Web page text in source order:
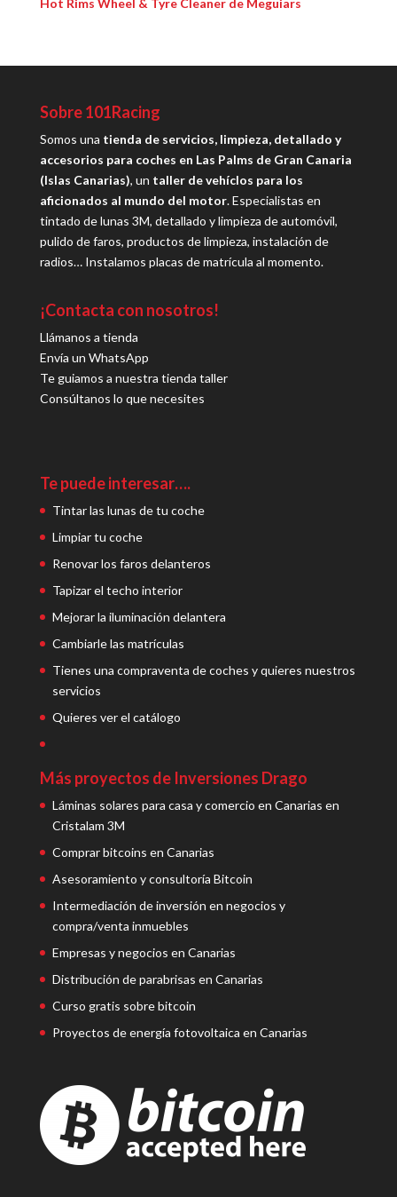
Hot Rims Wheel & Tyre Cleaner de Meguiars
Sobre 101Racing
Somos una tienda de servicios, limpieza, detallado y
accesorios para coches en Las Palms de Gran Canaria
(Islas Canarias), un taller de vehíclos para los
aficionados al mundo del motor. Especialistas en
tintado de lunas 3M, detallado y limpieza de automóvil,
pulido de faros, productos de limpieza, instalación de
radios… Instalamos placas de matrícula al momento.
¡Contacta con nosotros!
Llámanos a tienda
Envía un WhatsApp
Te guiamos a nuestra tienda taller
Consúltanos lo que necesites
Te puede interesar….
Tintar las lunas de tu coche
Limpiar tu coche
Renovar los faros delanteros
Tapizar el techo interior
Mejorar la iluminación delantera
Cambiarle las matrículas
Tienes una compraventa de coches y quieres nuestros
servicios
Quieres ver el catálogo
Más proyectos de Inversiones Drago
Láminas solares para casa y comercio en Canarias en
Cristalam 3M
Comprar bitcoins en Canarias
Asesoramiento y consultoría Bitcoin
Intermediación de inversión en negocios y
compra/venta inmuebles
Empresas y negocios en Canarias
Distribución de parabrisas en Canarias
Curso gratis sobre bitcoin
Proyectos de energía fotovoltaica en Canarias